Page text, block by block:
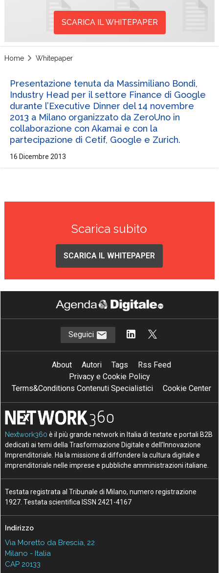
SCARICA IL WHITEPAPER
Home Whitepaper
Presentazione tenuta da Massimiliano Bondi,
Industry Head per il settore Finance di Google
durante l’Executive Dinner del 14 novembre
2013 a Milano organizzato da ZeroUno in
collaborazione con Akamai e con la
partecipazione di Cetif, Google e Zurich.
16 Dicembre 2013
Scarica subito
SCARICA IL WHITEPAPER
Seguici
About Autori Tags
Rss Feed
Privacy e Cookie Policy
Terms&Conditions Contenuti Specialistici
Cookie Center
Nextwork360 è il più grande network in Italia di testate e portali B2B
dedicati ai temi della Trasformazione Digitale e dell’Innovazione
Imprenditoriale. Ha la missione di diffondere la cultura digitale e
imprenditoriale nelle imprese e pubbliche amministrazioni italiane.
Testata registrata al Tribunale di Milano, numero registrazione
1927. Testata scientifica ISSN 2421-4167
Indirizzo
Via Moretto da Brescia, 22
Milano - Italia
CAP 20133